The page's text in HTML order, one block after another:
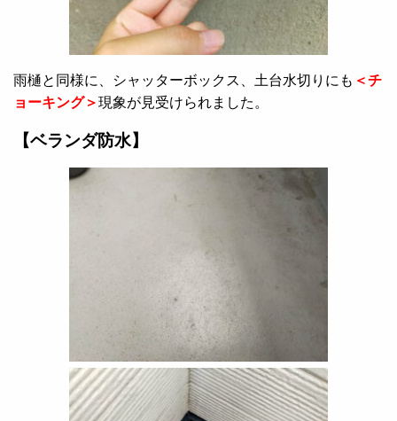
雨樋と同様に、シャッターボックス、土台水切りにも ＜チ
ョーキング＞現象が見受けられました。
【ベランダ防水】